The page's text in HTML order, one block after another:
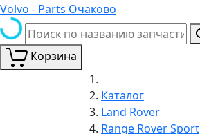
Volvo - Parts Очаково
Корзина
Каталог
Land Rover
Range Rover Sport